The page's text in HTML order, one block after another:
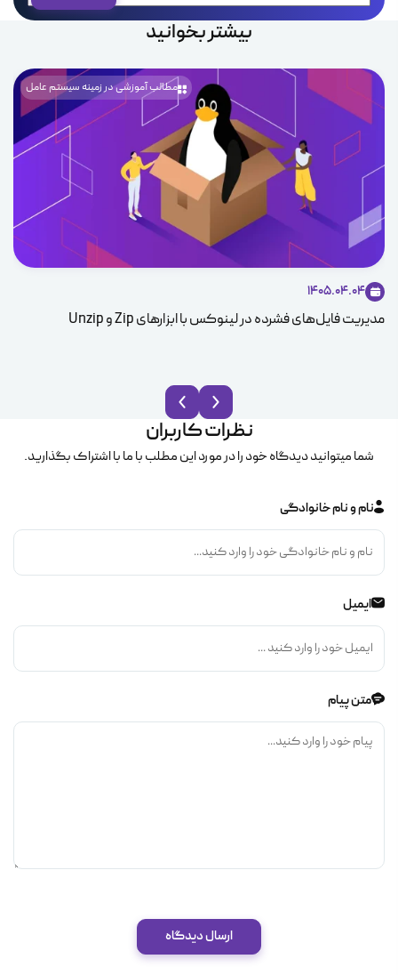
بیشتر بخوانید
مطالب آموزشی در زمینه سیستم عامل
1405.04.04
مدیریت فایل‌های فشرده در لینوکس با ابزارهای Zip و Unzip
نظرات کاربران
شما میتوانید دیدگاه خود را در مورد این مطلب با ما با اشتراک بگذارید.
نام و نام خانوادگی
ایمیل
متن پیام
ارسال دیدگاه